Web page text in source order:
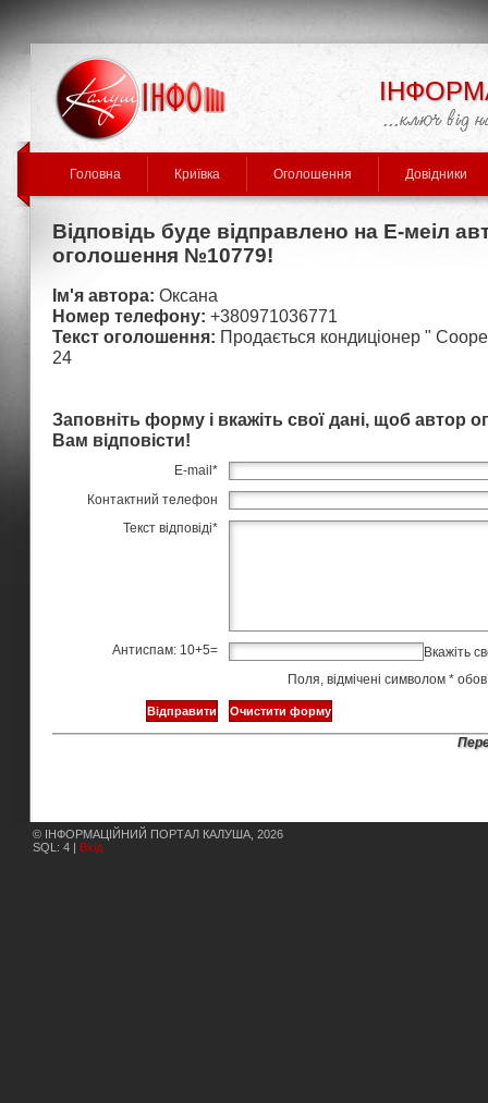
Головна Криївка Оголошення Довідники
Відповідь буде відправлено на Е-меіл
оголошення №10779!
Ім'я автора: Оксана
Номер телефону: +380971036771
Текст оголошення: Продається кондиціонер "
24
Заповніть форму і вкажіть свої дані, щоб автор
Вам відповісти!
E-mail *
Контактний телефон
Текст відповіді*
Антиспам: 10+5=
Вкажіть
Поля, відмічені символом *
© ІНФОРМАЦІЙНИЙ ПОРТАЛ КАЛУША, 2026
SQL: 4 | Вхід